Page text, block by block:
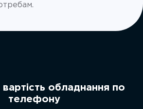
вартість обладнання по
телефону